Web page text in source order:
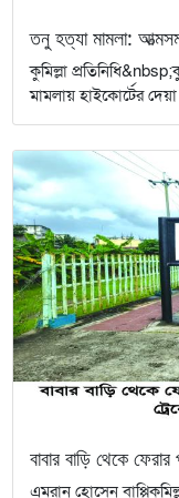
তনু হত্যা মামলা:
কুমিল্লা
মামলায় হাইকোর্টের
বাবার বাড়ি থেকে
এমরান হোসেন